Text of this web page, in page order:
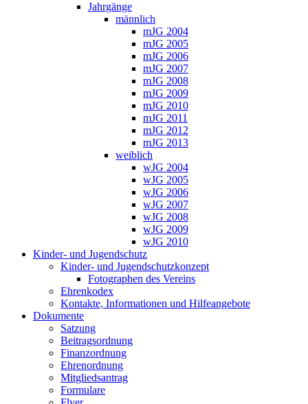
Jahrgänge
männlich
mJG 2004
mJG 2005
mJG 2006
mJG 2007
mJG 2008
mJG 2009
mJG 2010
mJG 2011
mJG 2012
mJG 2013
weiblich
wJG 2004
wJG 2005
wJG 2006
wJG 2007
wJG 2008
wJG 2009
wJG 2010
Kinder- und Jugendschutz
Kinder- und Jugendschutzkonzept
Fotographen des Vereins
Ehrenkodex
Kontakte, Informationen und Hilfeangebote
Dokumente
Satzung
Beitragsordnung
Finanzordnung
Ehrenordnung
Mitgliedsantrag
Formulare